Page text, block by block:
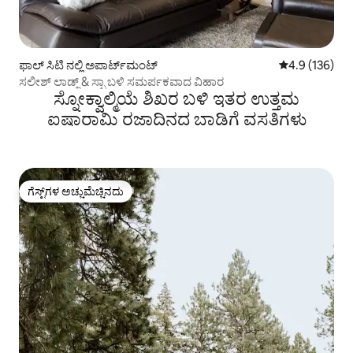
ಫಾಲ್ ಸಿಟಿ ನಲ್ಲಿ ಅಪಾರ್ಟ್‌ಮಂಟ್ 5 ರಲ್ಲಿ 4.9
4.9 (136)
ಸಲೀಶ್ ಲಾಡ್ಜ್ & ಸ್ಪಾ ಬಳಿ ಸಮರ್ಪಕವಾದ ವಿಹಾರ
ಸ್ನೋಕ್ವಾಲ್ಮಿಯೆ ಶಿಖರ ಬಳಿ ಇತರ ಉತ್ತಮ
ಐಷಾರಾಮಿ ರಜಾದಿನದ ಬಾಡಿಗೆ ವಸತಿಗಳು
ಗೆಸ್ಟ್‌ಗಳ ಅಚ್ಚುಮೆಚ್ಚಿನದು
ಗೆಸ್ಟ್‌ಗಳ ಅಚ್ಚುಮೆಚ್ಚಿನದು